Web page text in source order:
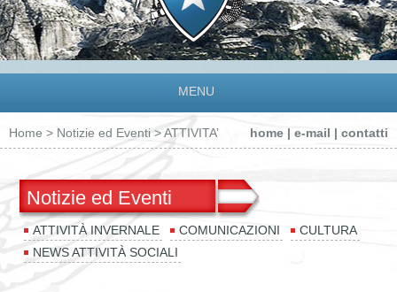
MENU
Home > Notizie ed Eventi > ATTIVITA’ home | e-mail | contatti
Notizie ed Eventi
ATTIVITÀ INVERNALE COMUNICAZIONI
CULTURA
NEWS ATTIVITÀ SOCIALI